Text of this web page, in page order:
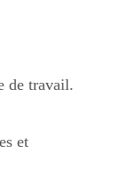
de travail.
et